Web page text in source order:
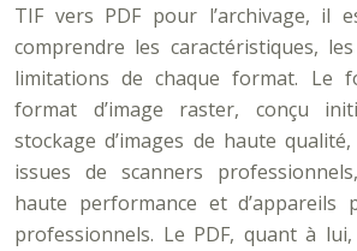
TIF vers PDF pour l’archivage, il
comprendre les caractéristiques,
limitations de chaque format. Le
format d’image raster, conçu
stockage d’images de haute
issues de scanners
haute performance et d’appareils
professionnels. Le PDF, quant à